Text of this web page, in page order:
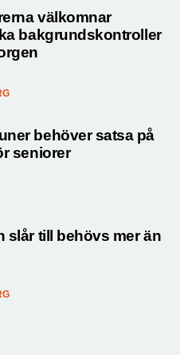
välkomnar
bakgrundskontroller
behöver satsa på
seniorer
slår till behövs mer än